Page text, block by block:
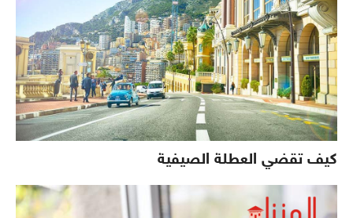
كيف تقضي العطلة الصيفية